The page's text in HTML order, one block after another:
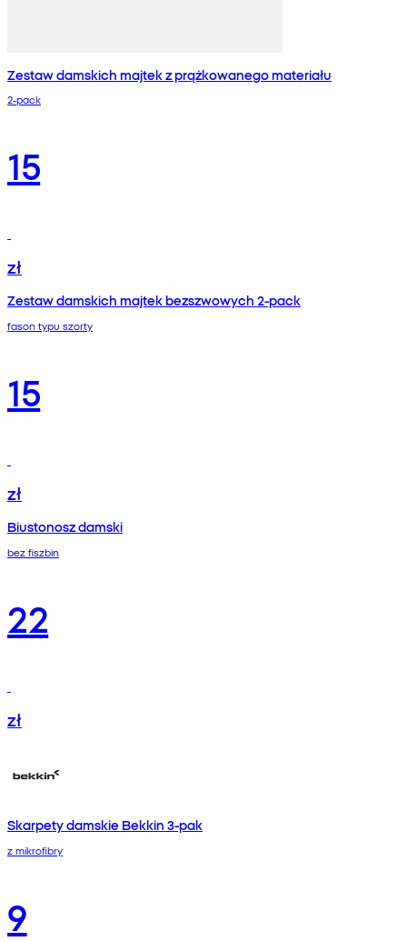
Zestaw damskich majtek z prążkowanego materiału
2-pack
15
zł
Zestaw damskich majtek bezszwowych 2-pack
fason typu szorty
15
zł
Biustonosz damski
bez fiszbin
22
zł
Skarpety damskie Bekkin 3-pak
z mikrofibry
9